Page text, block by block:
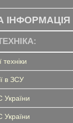
ІНФОРМАЦІЯ
техніки
в ЗСУ
України
України